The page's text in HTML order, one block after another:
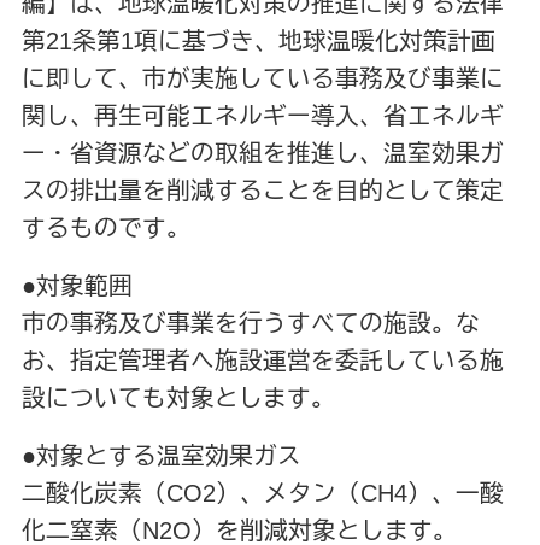
第21条第1項に基づき、地球温暖化対策計画
に即して、市が実施している事務及び事業に
関し、再生可能エネルギー導入、省エネルギ
ー・省資源などの取組を推進し、温室効果ガ
スの排出量を削減することを目的として策定
するものです。
●対象範囲
市の事務及び事業を行うすべての施設。な
お、指定管理者へ施設運営を委託している施
設についても対象とします。
●対象とする温室効果ガス
二酸化炭素（CO2）、メタン（CH4）、一酸
化二窒素（N2O）を削減対象とします。